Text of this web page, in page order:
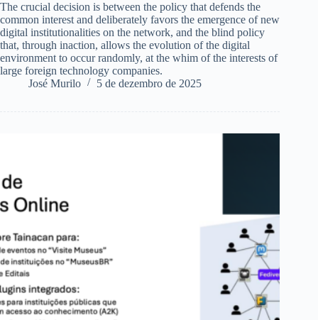
The crucial decision is between the policy that defends the
common interest and deliberately favors the emergence of new
digital institutionalities on the network, and the blind policy
that, through inaction, allows the evolution of the digital
environment to occur randomly, at the whim of the interests of
large foreign technology companies.
José Murilo
5 de dezembro de 2025